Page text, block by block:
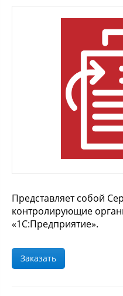
Представляет собой
контролирующие
«1С:Предприятие».
Заказать